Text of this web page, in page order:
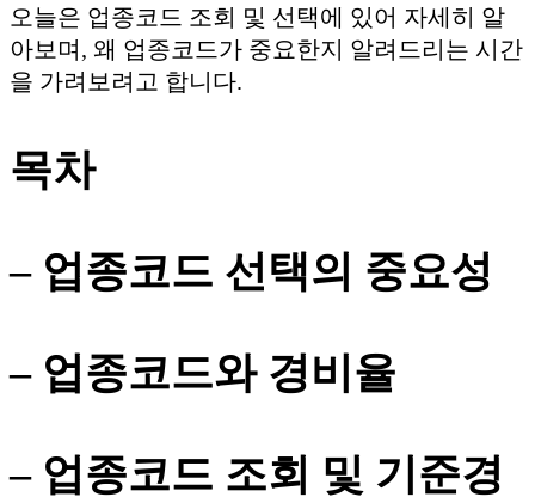
오늘은 업종코드 조회 및 선택에 있어 자세히 알
아보며, 왜 업종코드가 중요한지 알려드리는 시간
을 가려보려고 합니다.
목차
– 업종코드 선택의 중요성
– 업종코드와 경비율
– 업종코드 조회 및 기준경